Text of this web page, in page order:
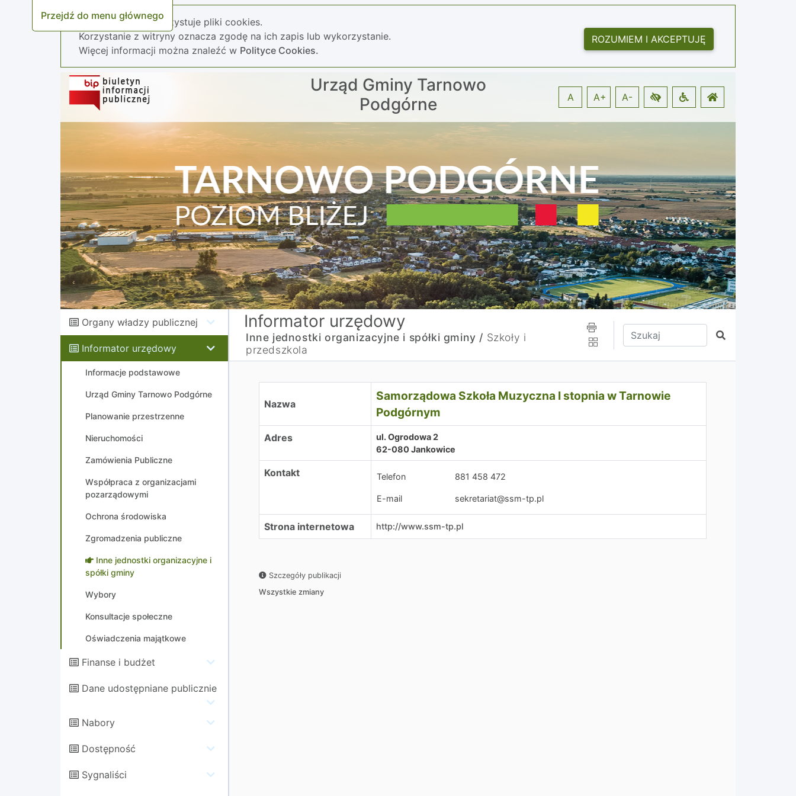
Przejdź do menu głównego
Nasza strona wykorzystuje pliki cookies.
Korzystanie z witryny oznacza zgodę na ich zapis lub wykorzystanie.
Więcej informacji można znaleźć w Polityce Cookies.
ROZUMIEM I AKCEPTUJĘ
Urząd Gminy Tarnowo
Podgórne
A A+ A-
Organy władzy publicznej
Informator urzędowy
Informacje podstawowe
Urząd Gminy Tarnowo Podgórne
Planowanie przestrzenne
Nieruchomości
Zamówienia Publiczne
Współpraca z organizacjami
pozarządowymi
Ochrona środowiska
Zgromadzenia publiczne
Inne jednostki organizacyjne i
spółki gminy
Wybory
Konsultacje społeczne
Oświadczenia majątkowe
Finanse i budżet
Dane udostępniane publicznie
Nabory
Dostępność
Sygnaliści
Informator urzędowy
Inne jednostki organizacyjne i spółki gminy / Szkoły i
przedszkola
Wpisz tekst do wyszukania
Szukaj
Samorządowa Szkoła Muzyczna I stopnia w Tarnowie Podgórnym
Nazwa
Samorządowa Szkoła Muzyczna I stopnia w Tarnowie
Podgórnym
Adres
ul. Ogrodowa 2
62-080 Jankowice
Kontakt Telefon 881 458 472
E-mail sekretariat@ssm-tp.pl
Strona internetowa http://www.ssm-tp.pl
Szczegóły publikacji
Wszystkie zmiany